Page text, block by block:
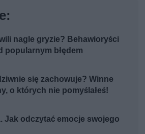
nagle gryzie? Behawioryści
popularnym błędem
się zachowuje? Winne
o których nie pomyślałeś!
Jak odczytać emocje swojego